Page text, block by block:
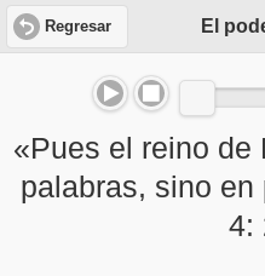
Regresar El
«Pues el reino de
palabras, sino en
4: